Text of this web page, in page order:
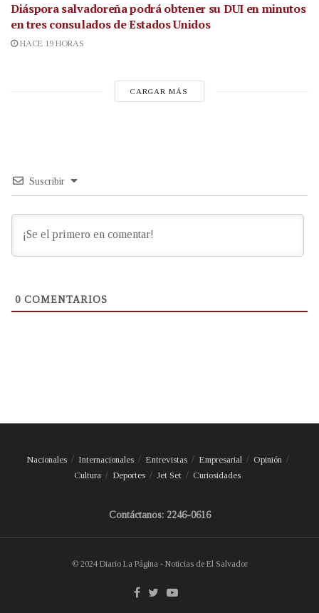
Diáspora salvadoreña podrá obtener su DUI en minutos
en tres consulados de Estados Unidos
HACE 19 HORAS
CARGAR MÁS
Suscribir
0 COMENTARIOS
Nacionales Internacionales Entrevistas Empresarial
Opinión
Cultura
Deportes Jet Set Curiosidades
Contáctanos: 2246-0616
© 2024 Diario La Página - Noticias de El Salvador